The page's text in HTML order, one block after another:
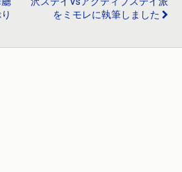
をミモレに執筆しました